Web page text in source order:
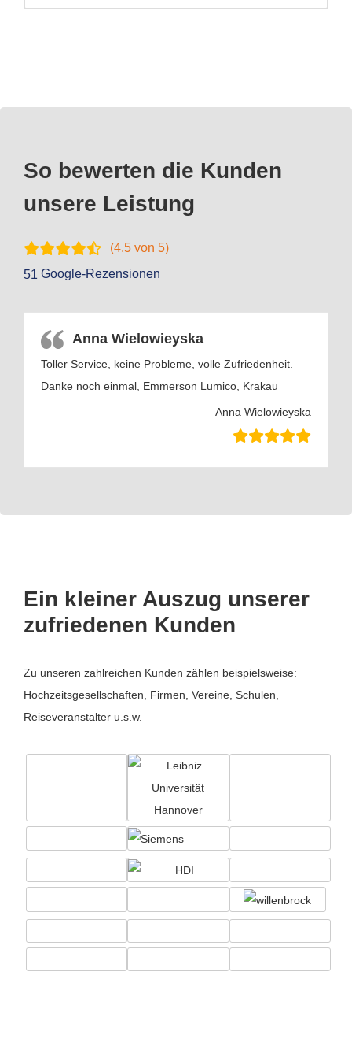
So bewerten die Kunden
unsere Leistung
(4.5 von 5)
51 Google-Rezensionen
Anna Wielowieyska
Toller Service, keine Probleme, volle Zufriedenheit.
Danke noch einmal, Emmerson Lumico, Krakau
Anna Wielowieyska
Ein kleiner Auszug unserer
zufriedenen Kunden
Zu unseren zahlreichen Kunden zählen beispielsweise:
Hochzeitsgesellschaften, Firmen, Vereine, Schulen,
Reiseveranstalter u.s.w.